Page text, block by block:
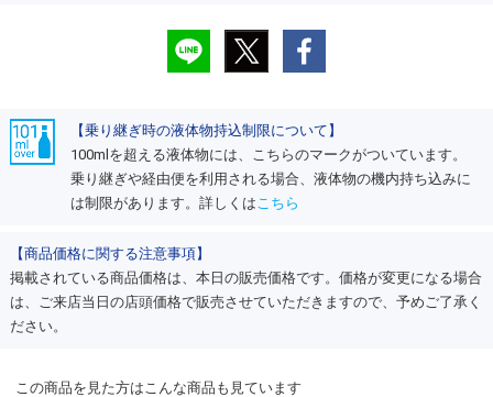
【乗り継ぎ時の液体物持込制限について】
100mlを超える液体物には、こちらのマークがついています。
乗り継ぎや経由便を利用される場合、液体物の機内持ち込みに
は制限があります。詳しくはこちら
【商品価格に関する注意事項】
掲載されている商品価格は、本日の販売価格です。価格が変更になる場合
は、ご来店当日の店頭価格で販売させていただきますので、予めご了承く
ださい。
この商品を見た方はこんな商品も見ています